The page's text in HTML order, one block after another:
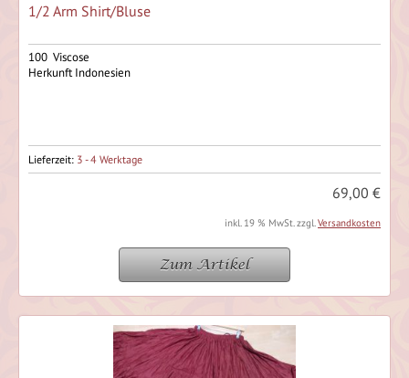
1/2 Arm Shirt/Bluse
100 Viscose
Herkunft Indonesien
Lieferzeit: 3 - 4 Werktage
69,00 €
inkl. 19 % MwSt. zzgl.Versandkosten
Zum Artikel